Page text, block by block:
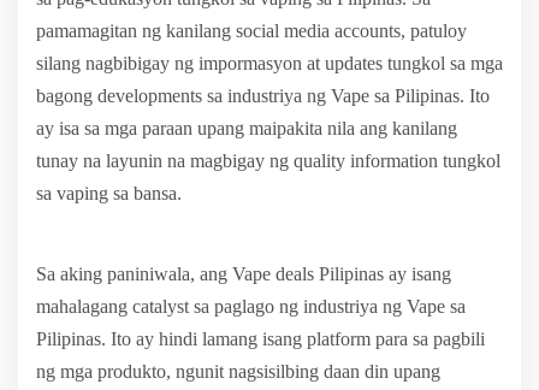
pamamagitan ng kanilang social media accounts, patuloy
silang nagbibigay ng impormasyon at updates tungkol sa mga
bagong developments sa industriya ng Vape sa Pilipinas. Ito
ay isa sa mga paraan upang maipakita nila ang kanilang
tunay na layunin na magbigay ng quality information tungkol
sa vaping sa bansa.
Sa aking paniniwala, ang Vape deals Pilipinas ay isang
mahalagang catalyst sa paglago ng industriya ng Vape sa
Pilipinas. Ito ay hindi lamang isang platform para sa pagbili
ng mga produkto, ngunit nagsisilbing daan din upang